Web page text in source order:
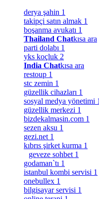
derya şahin 1
takipçi satın almak 1
boşanma avukatı 1
Thailand Chatkısa ara
parti dolabı 1
yks koçluk 2
India Chatkısa ara
restoup 1
stc zemin 1
güzellik cihazları 1
sosyal medya yönetimi 1
güzellik merkezi 1
bizdekalmasin.com 1
sezen aksu 1
gezi.net 1
kıbrıs şirket kurma 1
geveze sohbet 1
godaman`tı 1
istanbul kombi servisi 1
onebullex 1
bilgisayar servisi 1